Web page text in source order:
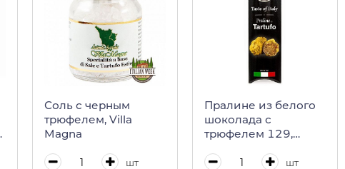
Соль с черным
трюфелем, Villa
Magna
шт
Пралине из белого
шоколада с
трюфелем 129,
шт